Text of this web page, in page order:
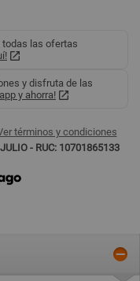
todas las ofertas
y disfruta de las
y ahorra!
términos y condiciones
- RUC: 10701865133